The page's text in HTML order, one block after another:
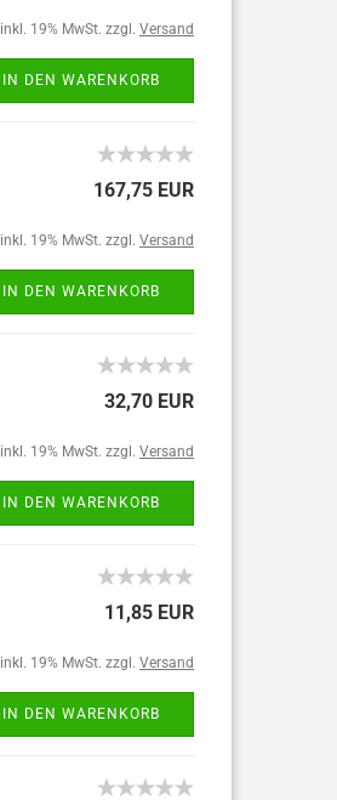
inkl. 19% MwSt. zzgl. Versand
IN DEN WARENKORB
167,75 EUR
inkl. 19% MwSt. zzgl. Versand
IN DEN WARENKORB
32,70 EUR
inkl. 19% MwSt. zzgl. Versand
IN DEN WARENKORB
11,85 EUR
inkl. 19% MwSt. zzgl. Versand
IN DEN WARENKORB